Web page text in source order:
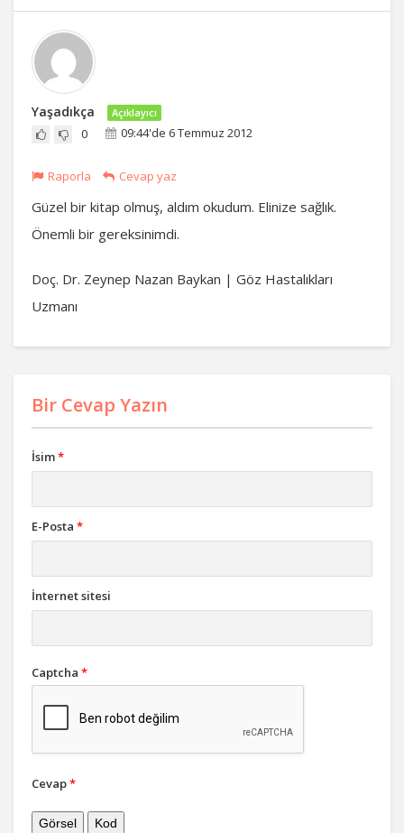
Yaşadıkça Açıklayıcı
0 09:44'de 6 Temmuz 2012
Raporla Cevap yaz
Güzel bir kitap olmuş, aldım okudum. Elinize sağlık.
Önemli bir gereksinimdi.
Doç. Dr. Zeynep Nazan Baykan | Göz Hastalıkları
Uzmanı
Bir Cevap Yazın
İsim*
E-Posta *
İnternet sitesi
Captcha *
Cevap*
Görsel Kod